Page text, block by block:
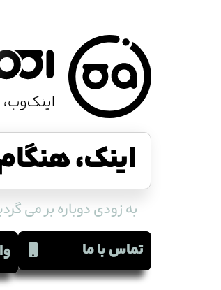
اینک،
به زودی دوباره بر می
تماس با ما